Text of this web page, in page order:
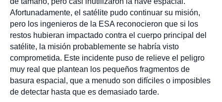
Afortunadamente, el satélite pudo continuar su misión,
pero los ingenieros de la ESA reconocieron que si los
restos hubieran impactado contra el cuerpo principal del
satélite, la misión probablemente se habría visto
comprometida. Este incidente puso de relieve el peligro
muy real que plantean los pequeños fragmentos de
basura espacial, que a menudo son difíciles o imposibles
de detectar hasta que es demasiado tarde.